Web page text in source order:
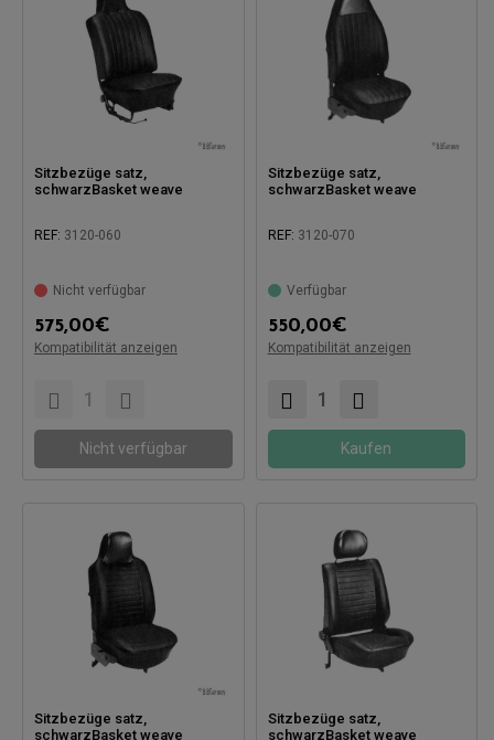
Sitzbezüge satz,
schwarzBasket weave
REF: 3120-060
Nicht verfügbar
575,00€
Kompatibilität anzeigen
Nicht verfügbar
Sitzbezüge satz,
schwarzBasket weave
REF: 3120-070
Verfügbar
550,00€
Kompatibilität anzeigen
Kaufen
Sitzbezüge satz,
schwarzBasket weave
Sitzbezüge satz,
schwarzBasket weave